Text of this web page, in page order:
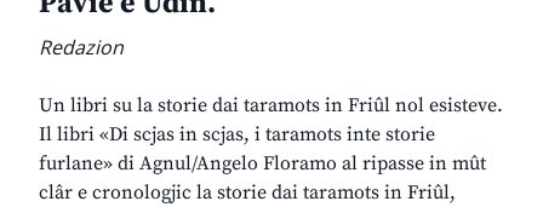
Redazion
Un libri su la storie dai taramots in Friûl nol esisteve.
Il libri «Di scjas in scjas, i taramots inte storie
furlane» di Agnul/Angelo Floramo al ripasse in mût
clâr e cronologjic la storie dai taramots in Friûl,